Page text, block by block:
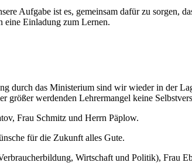
Aufgabe ist es, gemeinsam dafür zu sorgen,
eine Einladung zum Lernen.
durch das Ministerium sind wir wieder in der
größer werdenden Lehrermangel keine
Frau Schmitz und Herrn Päplow.
für die Zukunft alles Gute.
Wirtschaft und Politik), Frau